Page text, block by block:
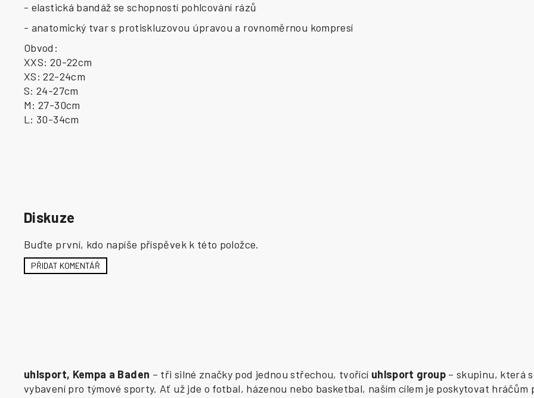
- elastická bandáž se schopností pohlcování rázů
- anatomický tvar s protiskluzovou úpravou a rovnoměrnou kompresí
Obvod:
XXS: 20-22cm
XS: 22-24cm
S: 24-27cm
M: 27-30cm
L: 30-34cm
Diskuze
Buďte první, kdo napíše příspěvek k této položce.
PŘIDAT KOMENTÁŘ
uhlsport, Kempa a Baden – tři silné značky pod jednou střechou, tvořící uhlsport group– skupinu, která
vybavení pro týmové sporty. Ať už jde o fotbal, házenou nebo basketbal, naším cílem je poskytovat